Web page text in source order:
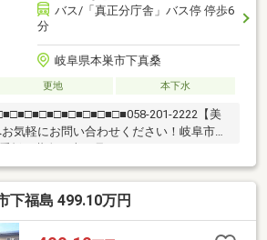
バス/「真正分庁舎」バス停 停歩6
分
岐阜県本巣市下真桑
更地 本下水
201-2222【美
気軽にお問い合わせください！岐阜市内
産です！岐阜を知っている岐阜の不動産
も住まい探しも建築も不動産のことなら
有物件1000件以上！
下福島 499.10万円